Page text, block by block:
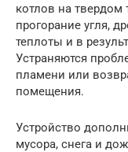
котлов на твердом
прогорание угля,
теплоты и в
Устраняются
пламени или
помещения.
Устройство
мусора, снега и